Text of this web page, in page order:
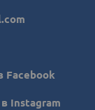
Facebook
Instagram